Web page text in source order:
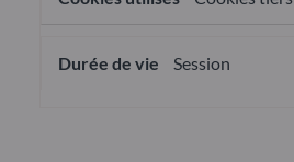
Session